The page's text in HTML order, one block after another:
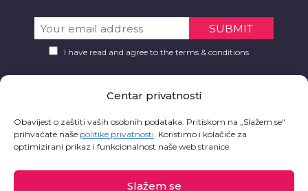
Centar privatnosti
Obavijest o zaštiti vaših osobnih podataka. Pritiskom na „Slažem se“
prihvaćate naše politike privatnosti. Koristimo i kolačiće za
optimizirani prikaz i funkcionalnost naše web stranice.
Slažem se
I have read and agree to the terms & conditions
Želite li aplikaciju?